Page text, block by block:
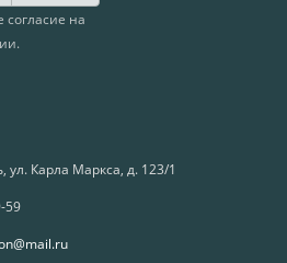
на
ул. Карла Маркса, д. 123/1
59